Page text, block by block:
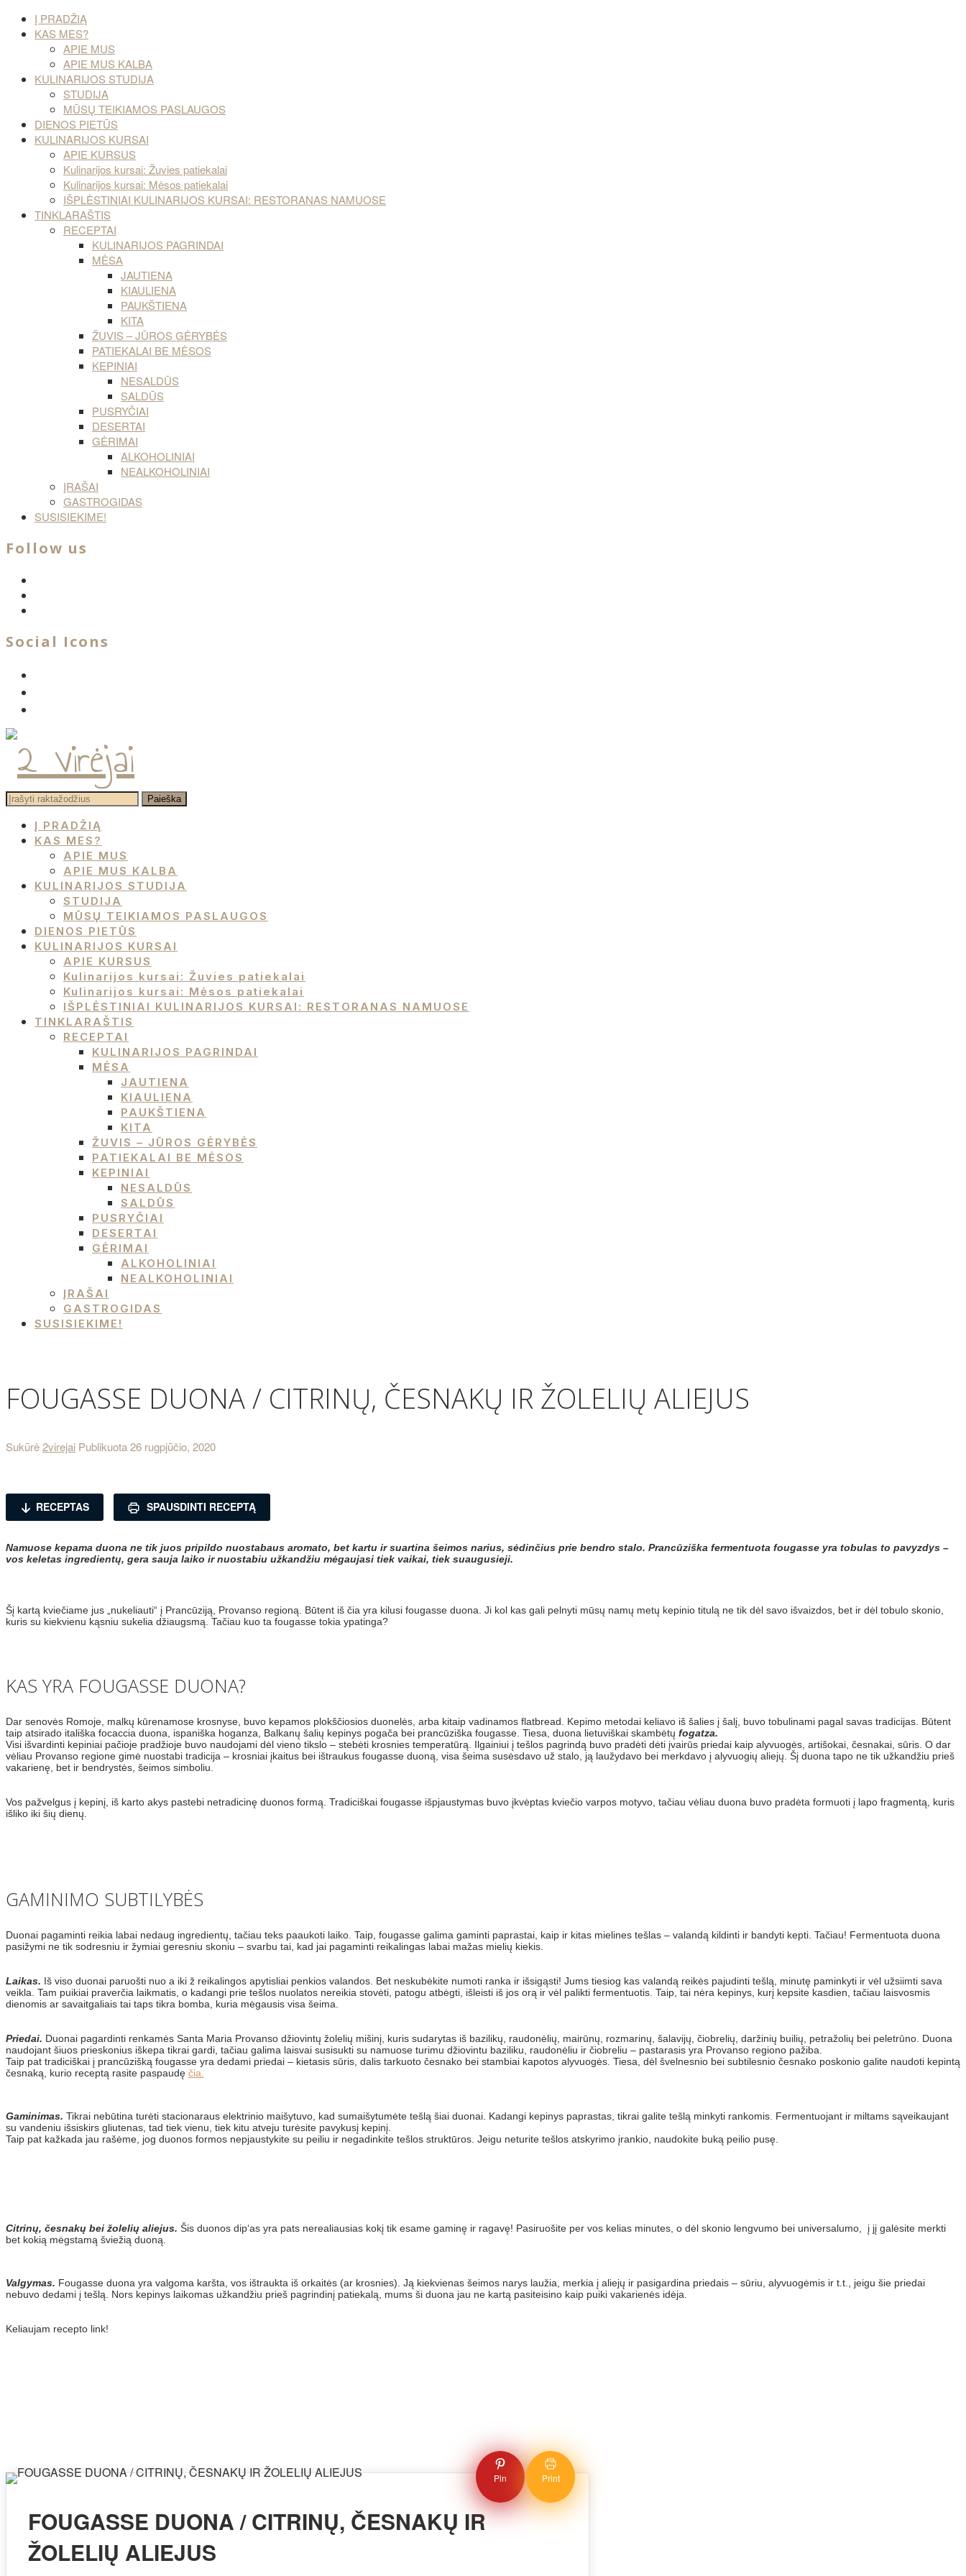
Į PRADŽIĄ
KAS MES?
APIE MUS
APIE MUS KALBA
KULINARIJOS STUDIJA
STUDIJA
MŪSŲ TEIKIAMOS PASLAUGOS
DIENOS PIETŪS
KULINARIJOS KURSAI
APIE KURSUS
Kulinarijos kursai: Žuvies patiekalai
Kulinarijos kursai: Mėsos patiekalai
IŠPLĖSTINIAI KULINARIJOS KURSAI: RESTORANAS NAMUOSE
TINKLARAŠTIS
RECEPTAI
KULINARIJOS PAGRINDAI
MĖSA
JAUTIENA
KIAULIENA
PAUKŠTIENA
KITA
ŽUVIS – JŪROS GĖRYBĖS
PATIEKALAI BE MĖSOS
KEPINIAI
NESALDŪS
SALDŪS
PUSRYČIAI
DESERTAI
GĖRIMAI
ALKOHOLINIAI
NEALKOHOLINIAI
ĮRAŠAI
GASTROGIDAS
SUSISIEKIME!
Follow us
Social Icons
Į PRADŽIĄ
KAS MES?
APIE MUS
APIE MUS KALBA
KULINARIJOS STUDIJA
STUDIJA
MŪSŲ TEIKIAMOS PASLAUGOS
DIENOS PIETŪS
KULINARIJOS KURSAI
APIE KURSUS
Kulinarijos kursai: Žuvies patiekalai
Kulinarijos kursai: Mėsos patiekalai
IŠPLĖSTINIAI KULINARIJOS KURSAI: RESTORANAS NAMUOSE
TINKLARAŠTIS
RECEPTAI
KULINARIJOS PAGRINDAI
MĖSA
JAUTIENA
KIAULIENA
PAUKŠTIENA
KITA
ŽUVIS – JŪROS GĖRYBĖS
PATIEKALAI BE MĖSOS
KEPINIAI
NESALDŪS
SALDŪS
PUSRYČIAI
DESERTAI
GĖRIMAI
ALKOHOLINIAI
NEALKOHOLINIAI
ĮRAŠAI
GASTROGIDAS
SUSISIEKIME!
FOUGASSE DUONA / CITRINŲ, ČESNAKŲ IR ŽOLELIŲ ALIEJUS
Sukūrė2virejai Publikuota26 rugpjūčio, 2020
RECEPTAS SPAUSDINTI RECEPTĄ
Namuose kepama duona ne tik juos pripildo nuostabaus aromato, bet kartu ir suartina šeimos narius, sėdinčius prie bendro stalo. Prancūziška fermentuota fougasse yra tobulas to pavyzdys –
vos keletas ingredientų, gera sauja laiko ir nuostabiu užkandžiu mėgaujasi tiek vaikai, tiek suaugusieji.
Šį kartą kviečiame jus „nukeliauti“ į Prancūziją, Provanso regioną. Būtent iš čia yra kilusi fougasse duona. Ji kol kas gali pelnyti mūsų namų metų kepinio titulą ne tik dėl savo išvaizdos, bet ir dėl tobulo skonio,
kuris su kiekvienu kąsniu sukelia džiaugsmą. Tačiau kuo ta fougasse tokia ypatinga?
KAS YRA FOUGASSE DUONA?
Dar senovės Romoje, malkų kūrenamose krosnyse, buvo kepamos plokščiosios duonelės, arba kitaip vadinamos flatbread. Kepimo metodai keliavo iš šalies į šalį, buvo tobulinami pagal savas tradicijas. Būtent
taip atsirado itališka focaccia duona, ispaniška hoganza, Balkanų šalių kepinys pogača bei prancūziška fougasse. Tiesa, duona lietuviškai skambėtų fogatza.
Visi išvardinti kepiniai pačioje pradžioje buvo naudojami dėl vieno tikslo – stebėti krosnies temperatūrą. Ilgainiui į tešlos pagrindą buvo pradėti dėti įvairūs priedai kaip alyvuogės, artišokai, česnakai, sūris. O dar
vėliau Provanso regione gimė nuostabi tradicija – krosniai įkaitus bei ištraukus fougasse duoną, visa šeima susėsdavo už stalo, ją laužydavo bei merkdavo į alyvuogių aliejų. Šį duona tapo ne tik užkandžiu prieš
vakarienę, bet ir bendrystės, šeimos simboliu.
Vos pažvelgus į kepinį, iš karto akys pastebi netradicinę duonos formą. Tradiciškai fougasse išpjaustymas buvo įkvėptas kviečio varpos motyvo, tačiau vėliau duona buvo pradėta formuoti į lapo fragmentą, kuris
išliko iki šių dienų.
GAMINIMO SUBTILYBĖS
Duonai pagaminti reikia labai nedaug ingredientų, tačiau teks paaukoti laiko. Taip, fougasse galima gaminti paprastai, kaip ir kitas mielines tešlas – valandą kildinti ir bandyti kepti. Tačiau! Fermentuota duona
pasižymi ne tik sodresniu ir žymiai geresniu skoniu – svarbu tai, kad jai pagaminti reikalingas labai mažas mielių kiekis.
Laikas. Iš viso duonai paruošti nuo a iki ž reikalingos apytisliai penkios valandos. Bet neskubėkite numoti ranka ir išsigąsti! Jums tiesiog kas valandą reikės pajudinti tešlą, minutę paminkyti ir vėl užsiimti sava
veikla. Tam puikiai praverčia laikmatis, o kadangi prie tešlos nuolatos nereikia stovėti, patogu atbėgti, išleisti iš jos orą ir vėl palikti fermentuotis. Taip, tai nėra kepinys, kurį kepsite kasdien, tačiau laisvosmis
dienomis ar savaitgaliais tai taps tikra bomba, kuria mėgausis visa šeima.
Priedai. Duonai pagardinti renkamės Santa Maria Provanso džiovintų žolelių mišinį, kuris sudarytas iš bazilikų, raudonėlių, mairūnų, rozmarinų, šalavijų, čiobrelių, daržinių builių, petražolių bei peletrūno. Duona
naudojant šiuos prieskonius iškepa tikrai gardi, tačiau galima laisvai susisukti su namuose turimu džiovintu baziliku, raudonėliu ir čiobreliu – pastarasis yra Provanso regiono pažiba.
Taip pat tradiciškai į prancūzišką fougasse yra dedami priedai – kietasis sūris, dalis tarkuoto česnako bei stambiai kapotos alyvuogės. Tiesa, dėl švelnesnio bei subtilesnio česnako poskonio galite naudoti kepintą
česnaką, kurio receptą rasite paspaudę čia.
Gaminimas. Tikrai nebūtina turėti stacionaraus elektrinio maišytuvo, kad sumaišytumėte tešlą šiai duonai. Kadangi kepinys paprastas, tikrai galite tešlą minkyti rankomis. Fermentuojant ir miltams sąveikaujant
su vandeniu išsiskirs gliutenas, tad tiek vienu, tiek kitu atveju turėsite pavykusį kepinį.
Taip pat kažkada jau rašėme, jog duonos formos nepjaustykite su peiliu ir negadinkite tešlos struktūros. Jeigu neturite tešlos atskyrimo įrankio, naudokite buką peilio pusę.
Citrinų, česnakų bei žolelių aliejus. Šis duonos dip‘as yra pats nerealiausias kokį tik esame gaminę ir ragavę! Pasiruošite per vos kelias minutes, o dėl skonio lengvumo bei universalumo, į jį galėsite merkti
bet kokią mėgstamą šviežią duoną.
Valgymas. Fougasse duona yra valgoma karšta, vos ištraukta iš orkaitės (ar krosnies). Ją kiekvienas šeimos narys laužia, merkia į aliejų ir pasigardina priedais – sūriu, alyvuogėmis ir t.t., jeigu šie priedai
nebuvo dedami į tešlą. Nors kepinys laikomas užkandžiu prieš pagrindinį patiekalą, mums ši duona jau ne kartą pasiteisino kaip puiki vakarienės idėja.
Keliaujam recepto link!
Pin Print
FOUGASSE DUONA / CITRINŲ, ČESNAKŲ IR
ŽOLELIŲ ALIEJUS